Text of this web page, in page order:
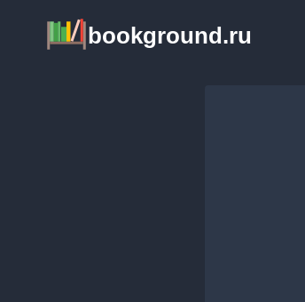
содержимому
bookground.ru